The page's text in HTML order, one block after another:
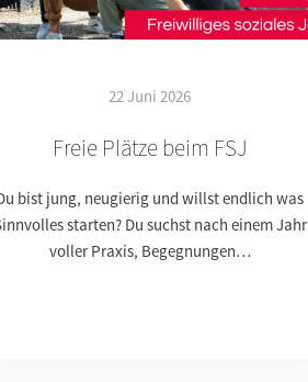
22 Juni 2026
Freie Plätze beim FSJ
bist jung, neugierig und willst endlich was
starten? Du suchst nach einem Jahr
voller Praxis, Begegnungen…